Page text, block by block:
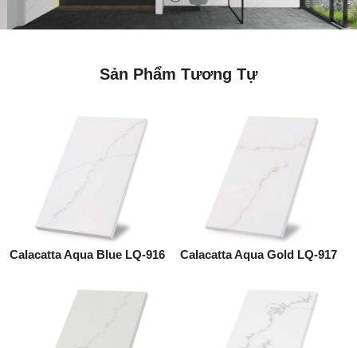
Sản Phẩm Tương Tự
Calacatta Aqua Blue LQ-916 Calacatta Aqua Gold LQ-917